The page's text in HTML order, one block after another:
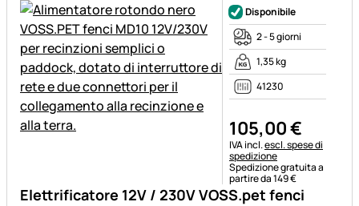
Elettrificatore 12V / 230V VOSS.pet fenci
Disponibile
2 - 5 giorni
1,35 kg
41230
105,00€
Informazioni fiscali:
IVA incl.escl. spese di
spedizione
Spedizione gratuita a
partire da 149 €